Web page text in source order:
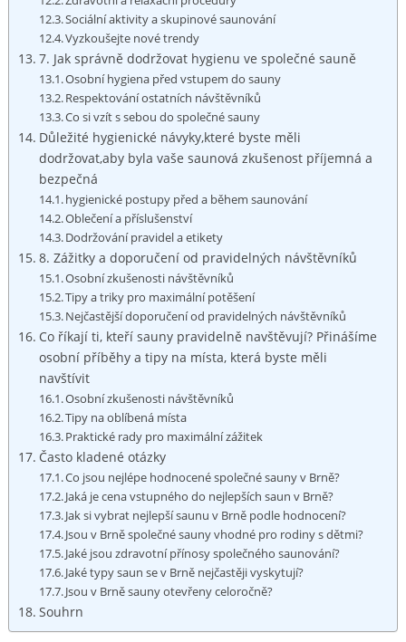
Sociální aktivity a skupinové saunování
Vyzkoušejte nové trendy
7. Jak správně dodržovat hygienu ve společné sauně
Osobní hygiena před vstupem do sauny
Respektování ostatních návštěvníků
Co si vzít s sebou do společné sauny
Důležité hygienické návyky,které byste měli
dodržovat,aby byla vaše saunová zkušenost příjemná a
bezpečná
hygienické postupy před a během saunování
Oblečení a příslušenství
Dodržování pravidel a etikety
8. Zážitky a doporučení od pravidelných návštěvníků
Osobní zkušenosti návštěvníků
Tipy a triky pro maximální potěšení
Nejčastější doporučení od pravidelných návštěvníků
Co říkají ti, kteří sauny pravidelně navštěvují? Přinášíme
osobní příběhy a tipy na místa, která byste měli
navštívit
Osobní zkušenosti návštěvníků
Tipy na oblíbená místa
Praktické rady pro maximální zážitek
Často kladené otázky
Co jsou nejlépe hodnocené společné sauny v Brně?
Jaká je cena vstupného do nejlepších saun v Brně?
Jak si vybrat nejlepší saunu v Brně podle hodnocení?
Jsou v Brně společné sauny vhodné pro rodiny s dětmi?
Jaké jsou zdravotní přínosy společného saunování?
Jaké typy saun se v Brně nejčastěji vyskytují?
Jsou v Brně sauny otevřeny celoročně?
Souhrn